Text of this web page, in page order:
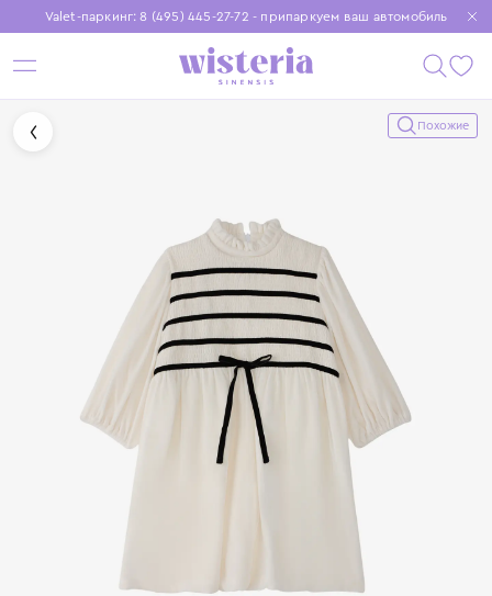
Valet-паркинг: 8 (495) 445-27-72 - припаркуем ваш автомобиль
Бесплатная доставка при заказе от 15 000 ₽
Установите приложение, чтобы покупки были еще удобнее
Похожие